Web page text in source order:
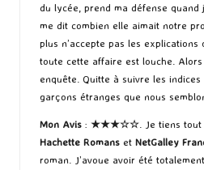
du lycée, prend ma défense quand
me dit combien elle aimait notre
plus n’accepte pas les explications
toute cette affaire est louche.
enquête. Quitte à suivre les
garçons étranges que nous
Mon Avis : ★★★☆☆. Je tiens
Hachette Romans et NetGalley
roman. J’avoue avoir été